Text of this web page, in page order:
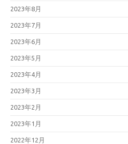
2023年8月
2023年7月
2023年6月
2023年5月
2023年4月
2023年3月
2023年2月
2023年1月
2022年12月